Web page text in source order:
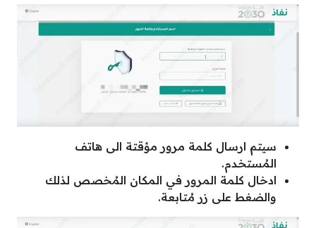
سيتم ارسال كلمة مرور مؤقتة الى هاتف
المُستخدم.
ادخال كلمة المرور في المكان المُخصص لذلك
والضغط على زر مُتابعة.